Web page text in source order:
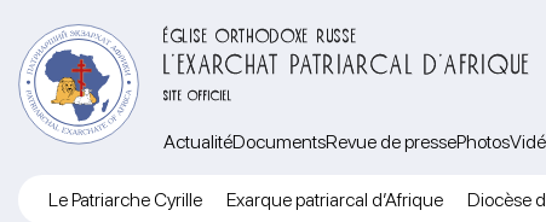
ÉGLISE ORTHODOXE RUSSE
L’EXARCHAT PATRIARCAL D’AFRIQUE
SITE OFFICIEL
ActualitéDocumentsRevue de pressePhotos
Le Patriarche Cyrille Exarque patriarcal d’Afrique Diocèse